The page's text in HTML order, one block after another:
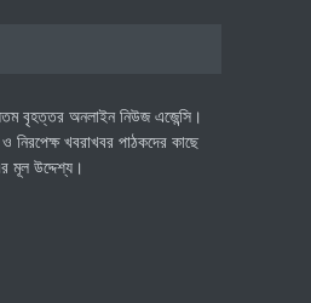
বৃহত্তর অনলাইন নিউজ এজেন্সি।
নিরপেক্ষ খবরাখবর পাঠকদের কাছে
মূল উদ্দেশ্য।